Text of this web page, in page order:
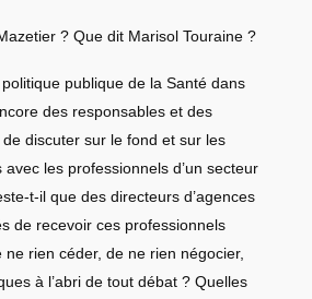
? Que dit Marisol Touraine ?
publique de la Santé dans
des responsables et des
discuter sur le fond et sur les
les professionnels d’un secteur
t-il que des directeurs d’agences
de recevoir ces professionnels
rien céder, de ne rien négocier,
à l’abri de tout débat ? Quelles